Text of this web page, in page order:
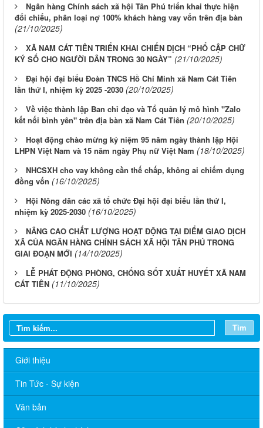
Ngân hàng Chính sách xã hội Tân Phú triển khai thực hiện
đối chiếu, phân loại nợ 100% khách hàng vay vốn trên địa bàn
(21/10/2025)
XÃ NAM CÁT TIÊN TRIỂN KHAI CHIẾN DỊCH “PHỔ CẬP CHỮ
KÝ SỐ CHO NGƯỜI DÂN TRONG 30 NGÀY” (21/10/2025)
Đại hội đại biểu Đoàn TNCS Hồ Chí Minh xã Nam Cát Tiên
lần thứ I, nhiệm kỳ 2025 -2030 (20/10/2025)
Về việc thành lập Ban chỉ đạo và Tổ quản lý mô hình "Zalo
kết nối bình yên" trên địa bàn xã Nam Cát Tiên (20/10/2025)
Hoạt động chào mừng kỷ niệm 95 năm ngày thành lập Hội
LHPN Việt Nam và 15 năm ngày Phụ nữ Việt Nam (18/10/2025)
NHCSXH cho vay không cần thế chấp, không ai chiếm dụng
đồng vốn (16/10/2025)
Hội Nông dân các xã tổ chức Đại hội đại biểu lần thứ I,
nhiệm kỳ 2025-2030 (16/10/2025)
NÂNG CAO CHẤT LƯỢNG HOẠT ĐỘNG TẠI ĐIỂM GIAO DỊCH
XÃ CỦA NGÂN HÀNG CHÍNH SÁCH XÃ HỘI TÂN PHÚ TRONG
GIAI ĐOẠN MỚI (14/10/2025)
LỄ PHÁT ĐỘNG PHÒNG, CHỐNG SỐT XUẤT HUYẾT XÃ NAM
CÁT TIÊN (11/10/2025)
Tìm
Giới thiệu
Tin Tức - Sự kiện
Văn bản